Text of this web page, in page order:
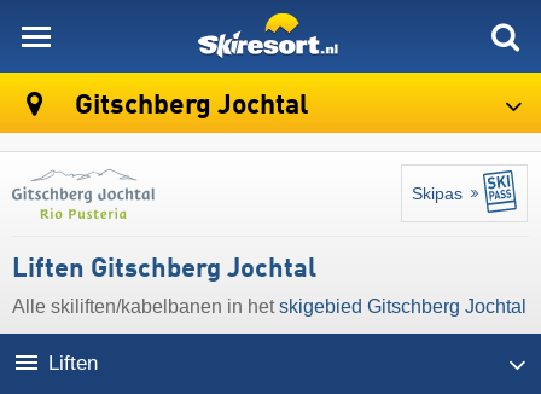
Gitschberg Jochtal
Skipas
Liften Gitschberg Jochtal
Alle skiliften/kabelbanen in hetskigebied Gitschberg Jochtal
Liften